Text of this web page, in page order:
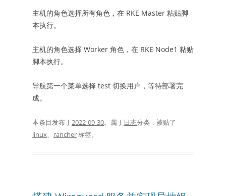
主机的角色选择所有角色，在 RKE Master 粘贴脚
本执行。
主机的角色选择 Worker 角色，在 RKE Node1 粘贴
脚本执行。
导航第一个菜单选择 test 切换用户，等待部署完
成。
本条目发布于2022-09-30。属于日志分类，被贴了
linux、 rancher标签。